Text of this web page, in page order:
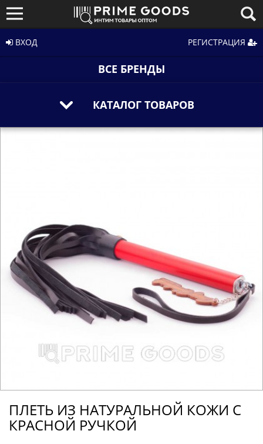
ВХОД РЕГИСТРАЦИЯ
ВСЕ БРЕНДЫ
КАТАЛОГ ТОВАРОВ
ПЛЕТЬ ИЗ НАТУРАЛЬНОЙ КОЖИ С
КРАСНОЙ РУЧКОЙ